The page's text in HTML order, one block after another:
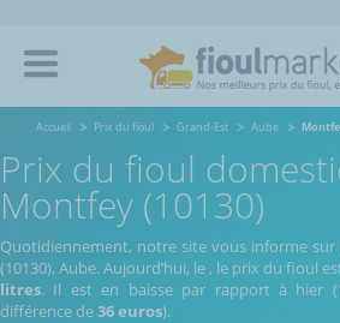
Accueil Prix du fioul Grand-Est Aube
Prix du fioul
Montfey (10130)
Quotidiennement, notre site vous informe
(10130), Aube.Aujourd’hui, le, le prix du fioul
litres. Il est en baisse par rapport à hier
différence de36 euros).